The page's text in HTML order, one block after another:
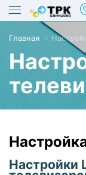
Главная
Настройки